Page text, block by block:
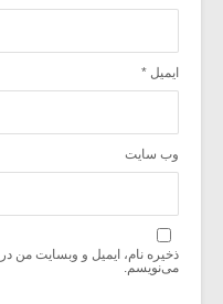
ایمیل *
وب‌ سایت
ذخیره نام، ایمیل و وبسایت من
می‌نویسم.